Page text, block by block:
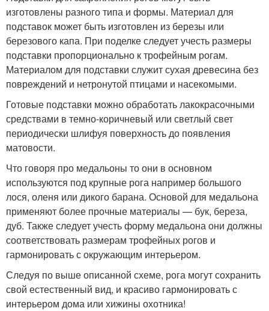
изготовлены разного типа и формы. Материал для
подставок может быть изготовлен из березы или
березового капа. При поделке следует учесть размеры
подставки пропорционально к трофейным рогам.
Материалом для подставки служит сухая древесина без
повреждений и нетронутой птицами и насекомыми.
Готовые подставки можно обработать лакокрасочными
средствами в темно-коричневый или светлый свет
периодически шлифуя поверхность до появления
матовости.
Что говоря про медальоны то они в основном
используются под крупные рога например большого
лося, оленя или дикого барана. Основой для медальона
применяют более прочные материалы — бук, береза,
дуб. Также следует учесть форму медальона они должны
соответствовать размерам трофейных рогов и
гармонировать с окружающим интерьером.
Следуя по выше описанной схеме, рога могут сохранить
свой естественный вид, и красиво гармонировать с
интерьером дома или хижины охотника!